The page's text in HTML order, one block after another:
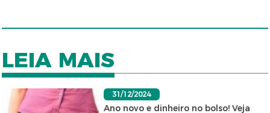
LEIA MAIS
31/12/2024
Ano novo e dinheiro no bolso! Veja